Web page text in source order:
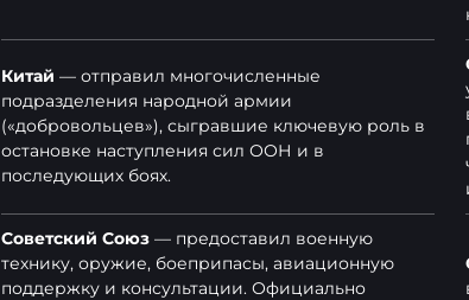
Китай — отправил многочисленные
подразделения народной армии
(«добровольцев»), сыгравшие ключевую роль в
остановке наступления сил ООН и в
последующих боях.
Советский Союз — предоставил военную
технику, оружие, боеприпасы, авиационную
поддержку и консультации. Официально